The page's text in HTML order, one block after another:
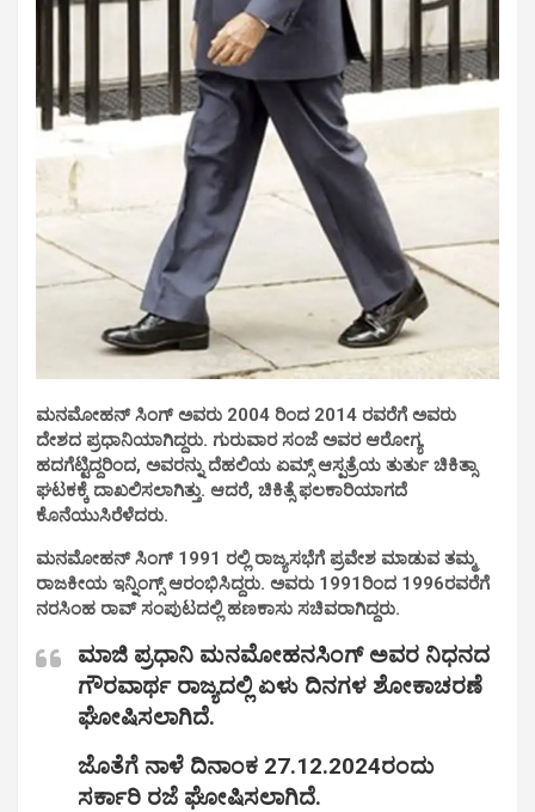
ಮನಮೋಹನ್ ಸಿಂಗ್ ಅವರು 2004 ರಿಂದ 2014 ರವರೆಗೆ ಅವರು
ದೇಶದ ಪ್ರಧಾನಿಯಾಗಿದ್ದರು. ಗುರುವಾರ ಸಂಜೆ ಅವರ ಆರೋಗ್ಯ
ಹದಗೆಟ್ಟಿದ್ದರಿಂದ, ಅವರನ್ನು ದೆಹಲಿಯ ಏಮ್ಸ್ ಆಸ್ಪತ್ರೆಯ ತುರ್ತು ಚಿಕಿತ್ಸಾ
ಘಟಕಕ್ಕೆ ದಾಖಲಿಸಲಾಗಿತ್ತು. ಆದರೆ, ಚಿಕಿತ್ಸೆ ಫಲಕಾರಿಯಾಗದೆ
ಕೊನೆಯುಸಿರೆಳೆದರು.
ಮನಮೋಹನ್ ಸಿಂಗ್ 1991 ರಲ್ಲಿ ರಾಜ್ಯಸಭೆಗೆ ಪ್ರವೇಶ ಮಾಡುವ ತಮ್ಮ
ರಾಜಕೀಯ ಇನ್ನಿಂಗ್ಸ್ ಆರಂಭಿಸಿದ್ದರು. ಅವರು 1991ರಿಂದ 1996ರವರೆಗೆ
ನರಸಿಂಹ ರಾವ್ ಸಂಪುಟದಲ್ಲಿ ಹಣಕಾಸು ಸಚಿವರಾಗಿದ್ದರು.
ಮಾಜಿ ಪ್ರಧಾನಿ ಮನಮೋಹನಸಿಂಗ್ ಅವರ ನಿಧನದ
ಗೌರವಾರ್ಥ ರಾಜ್ಯದಲ್ಲಿ ಏಳು ದಿನಗಳ ಶೋಕಾಚರಣೆ
ಘೋಷಿಸಲಾಗಿದೆ.
ಜೊತೆಗೆ ನಾಳೆ ದಿನಾಂಕ 27.12.2024ರಂದು
ಸರ್ಕಾರಿ ರಜೆ ಘೋಷಿಸಲಾಗಿದೆ.